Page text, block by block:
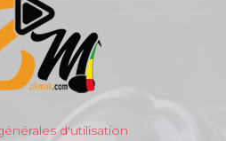
d'utilisation